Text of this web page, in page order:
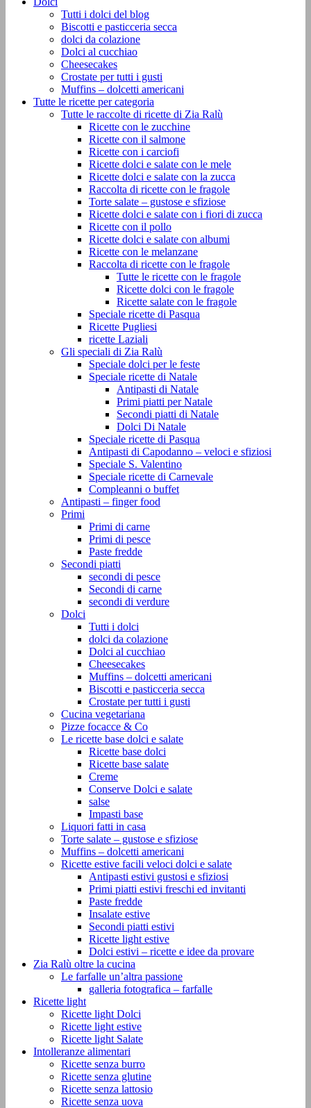
Tutti i dolci del blog
Biscotti e pasticceria secca
dolci da colazione
Dolci al cucchiao
Cheesecakes
Crostate per tutti i gusti
Muffins – dolcetti americani
Tutte le ricette per categoria
Tutte le raccolte di ricette di Zia Ralù
Ricette con le zucchine
Ricette con il salmone
Ricette con i carciofi
Ricette dolci e salate con le mele
Ricette dolci e salate con la zucca
Raccolta di ricette con le fragole
Torte salate – gustose e sfiziose
Ricette dolci e salate con i fiori di zucca
Ricette con il pollo
Ricette dolci e salate con albumi
Ricette con le melanzane
Raccolta di ricette con le fragole
Tutte le ricette con le fragole
Ricette dolci con le fragole
Ricette salate con le fragole
Speciale ricette di Pasqua
Ricette Pugliesi
ricette Laziali
Gli speciali di Zia Ralù
Speciale dolci per le feste
Speciale ricette di Natale
Antipasti di Natale
Primi piatti per Natale
Secondi piatti di Natale
Dolci Di Natale
Speciale ricette di Pasqua
Antipasti di Capodanno – veloci e sfiziosi
Speciale S. Valentino
Speciale ricette di Carnevale
Compleanni o buffet
Antipasti – finger food
Primi
Primi di carne
Primi di pesce
Paste fredde
Secondi piatti
secondi di pesce
Secondi di carne
secondi di verdure
Dolci
Tutti i dolci
dolci da colazione
Dolci al cucchiao
Cheesecakes
Muffins – dolcetti americani
Biscotti e pasticceria secca
Crostate per tutti i gusti
Cucina vegetariana
Pizze focacce & Co
Le ricette base dolci e salate
Ricette base dolci
Ricette base salate
Creme
Conserve Dolci e salate
salse
Impasti base
Liquori fatti in casa
Torte salate – gustose e sfiziose
Muffins – dolcetti americani
Ricette estive facili veloci dolci e salate
Antipasti estivi gustosi e sfiziosi
Primi piatti estivi freschi ed invitanti
Paste fredde
Insalate estive
Secondi piatti estivi
Ricette light estive
Dolci estivi – ricette e idee da provare
Zia Ralù oltre la cucina
Le farfalle un’altra passione
galleria fotografica – farfalle
Ricette light
Ricette light Dolci
Ricette light estive
Ricette light Salate
Intolleranze alimentari
Ricette senza burro
Ricette senza glutine
Ricette senza lattosio
Ricette senza uova